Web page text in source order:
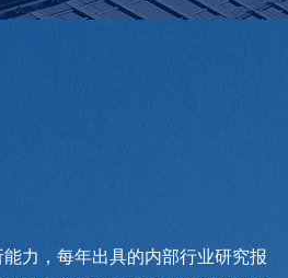
力，每年出具的内部行业研究报